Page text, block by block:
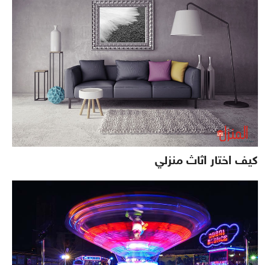
كيف اختار اثاث منزلي